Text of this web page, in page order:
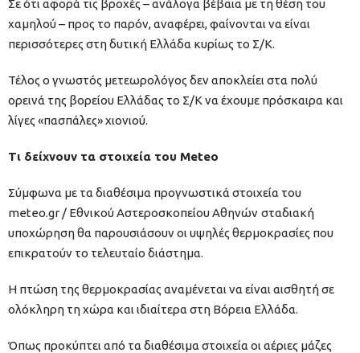
Σε ότι αφορά τις βροχές – ανάλογα βέβαια με τη θέση του
χαμηλού – προς το παρόν, αναφέρει, φαίνονται να είναι
περισσότερες στη δυτική Ελλάδα κυρίως το Σ/Κ.
Τέλος ο γνωστός μετεωρολόγος δεν αποκλείει στα πολύ
ορεινά της βορείου Ελλάδας το Σ/Κ να έχουμε πρόσκαιρα και
λίγες «πασπάλες» χιονιού.
Τι δείχνουν τα στοιχεία του Meteo
Σύμφωνα με τα διαθέσιμα προγνωστικά στοιχεία του
meteo.gr / Εθνικού Αστεροσκοπείου Αθηνών σταδιακή
υποχώρηση θα παρουσιάσουν οι υψηλές θερμοκρασίες που
επικρατούν το τελευταίο διάστημα.
Η πτώση της θερμοκρασίας αναμένεται να είναι αισθητή σε
ολόκληρη τη χώρα και ιδιαίτερα στη Βόρεια Ελλάδα.
Όπως προκύπτει από τα διαθέσιμα στοιχεία οι αέριες μάζες